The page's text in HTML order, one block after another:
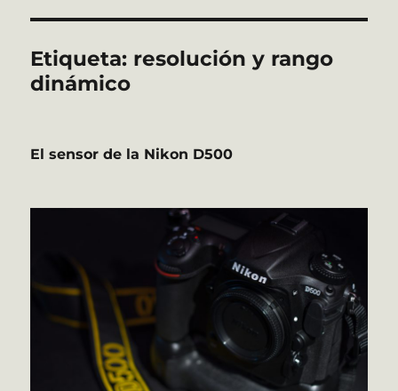
Etiqueta: resolución y rango
dinámico
El sensor de la Nikon D500